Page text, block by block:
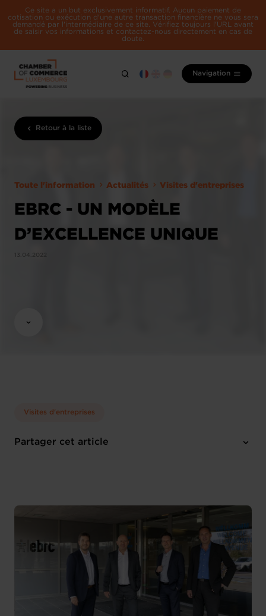
Ce site a un but exclusivement informatif. Aucun paiement de
cotisation ou exécution d'une autre transaction financière ne vous sera
demandé par l'intermédiaire de ce site. Vérifiez toujours l'URL avant
de saisir vos informations et contactez-nous directement en cas de
doute.
Navigation
Retour à la liste
Toute l'information Actualités Visites d'entreprises
EBRC - UN MODÈLE
D’EXCELLENCE UNIQUE
13.04.2022
Visites d'entreprises
Partager cet article